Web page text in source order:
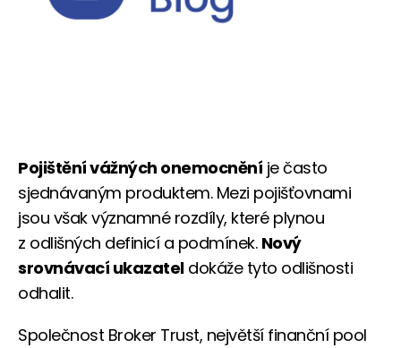
Pojištění vážných onemocnění je často
sjednávaným produktem. Mezi pojišťovnami
jsou však významné rozdíly, které plynou
z odlišných definicí a podmínek. Nový
srovnávací ukazateldokáže tyto odlišnosti
odhalit.
Společnost Broker Trust, největší finanční pool